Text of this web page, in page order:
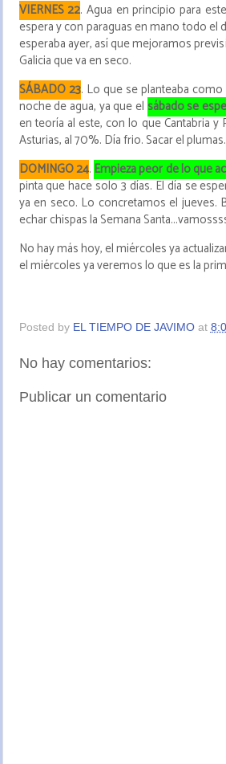
VIERNES 22. Agua en principio para
espera y con paraguas en mano todo el
esperaba ayer, así que mejoramos
Galicia que va en seco.
SÁBADO 23. Lo que se planteaba
noche de agua, ya que el sábado se
en teoría al este, con lo que Cantabria
Asturias, al 70%. Día frio. Sacar el plumas.
DOMINGO 24. Empieza peor de lo que
pinta que hace solo 3 días. El día se
ya en seco. Lo concretamos el jueves.
echar chispas la Semana
No hay más hoy, el miércoles ya
el miércoles ya veremos lo que es la
Posted by EL TIEMPO DE JAVIMO at
No hay comentarios:
Publicar un comentario